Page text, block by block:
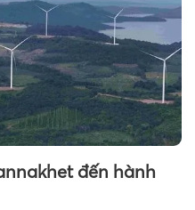
đến hành